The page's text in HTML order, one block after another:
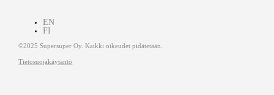
EN
FI
©2025 Supersuper Oy. Kaikki oikeudet pidätetään.
Tietosuojakäytäntö